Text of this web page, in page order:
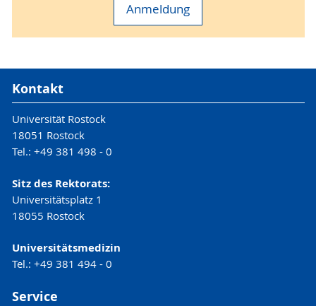
Anmeldung
Kontakt
Universität Rostock
18051 Rostock
Tel.: +49 381 498 - 0
Sitz des Rektorats:
Universitätsplatz 1
18055 Rostock
Universitätsmedizin
Tel.: +49 381 494 - 0
Service